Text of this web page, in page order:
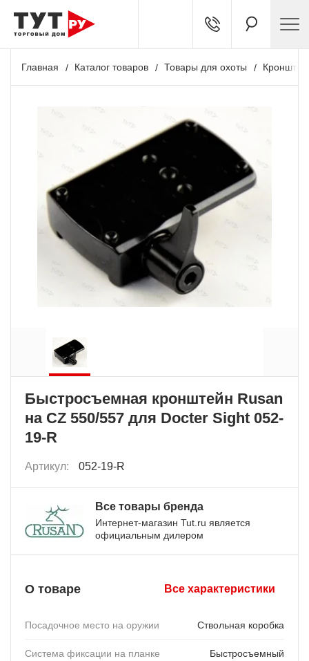
Главная Каталог товаров Товары для охоты
Быстросъемная кронштейн Rusan
на CZ 550/557 для Docter Sight 052-
19-R
Артикул: 052-19-R
Все товары бренда
Интернет-магазин Tut.ru является
официальным дилером
О товаре Все характеристики
Посадочное место на оружии Ствольная коробка
Система фиксации на планке Быстросъемный